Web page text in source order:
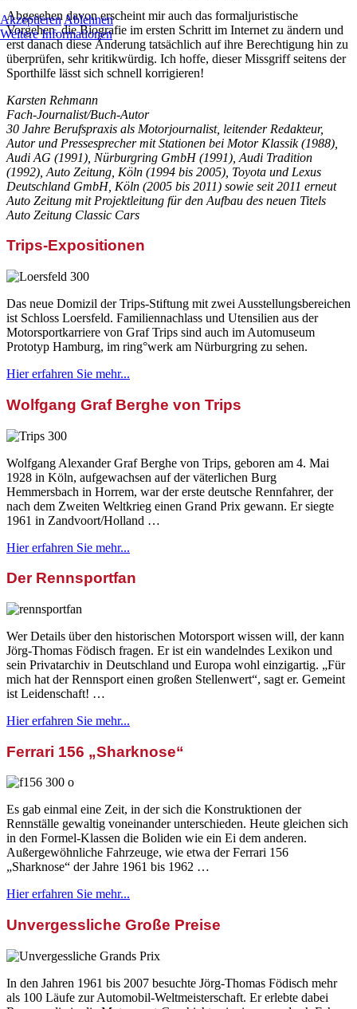
Abgesehen davon erscheint mir auch das formaljuristische
Vorgehen, die Biografie im ersten Schritt im Internet zu ändern und
erst danach diese Änderung tatsächlich auf ihre Berechtigung hin zu
überprüfen, sehr kritikwürdig. Ich hoffe, dieser Missgriff seitens der
Sporthilfe lässt sich schnell korrigieren!
Karsten Rehmann
Fach-Journalist/Buch-Autor
30 Jahre Berufspraxis als Motorjournalist, leitender Redakteur,
Autor und Pressesprecher mit Stationen bei Motor Klassik (1988),
Audi AG (1991), Nürburgring GmbH (1991), Audi Tradition
(1992), Auto Zeitung, Köln (1994 bis 2005), Toyota und Lexus
Deutschland GmbH, Köln (2005 bis 2011) sowie seit 2011 erneut
Auto Zeitung mit Projektleitung für den Aufbau des neuen Titels
Auto Zeitung Classic Cars
Trips-Expositionen
Das neue Domizil der Trips-Stiftung mit zwei Ausstellungsbereichen
ist Schloss Loersfeld. Familiennachlass und Utensilien aus der
Motorsportkarriere von Graf Trips sind auch im Automuseum
Prototyp Hamburg, im ring°werk am Nürburgring zu sehen.
Hier erfahren Sie mehr...
Wolfgang Graf Berghe von Trips
Wolfgang Alexander Graf Berghe von Trips, geboren am 4. Mai
1928 in Köln, aufgewachsen auf der väterlichen Burg
Hemmersbach in Horrem, war der erste deutsche Rennfahrer, der
nach dem Zweiten Weltkrieg einen Grand Prix gewann. Er siegte
1961 in Zandvoort/Holland …
Hier erfahren Sie mehr...
Der Rennsportfan
Wer Details über den historischen Motorsport wissen will, der kann
Jörg-Thomas Födisch fragen. Er ist ein wandelndes Lexikon und
sein Privatarchiv in Deutschland und Europa wohl einzigartig. „Für
mich hat der Rennsport einen großen Stellenwert“, sagt er. Gemeint
ist Leidenschaft! …
Hier erfahren Sie mehr...
Ferrari 156 „Sharknose“
Es gab einmal eine Zeit, in der sich die Konstruktionen der
Rennställe gewaltig voneinander unterschieden. Heute gleichen sich
in den Formel-Klassen die Boliden wie ein Ei dem anderen.
Außergewöhnliche Fahrzeuge, wie etwa der Ferrari 156
„Sharknose“ der Jahre 1961 bis 1962 …
Hier erfahren Sie mehr...
Unvergessliche Große Preise
In den Jahren 1961 bis 2007 besuchte Jörg-Thomas Födisch mehr
als 100 Läufe zur Automobil-Weltmeisterschaft. Er erlebte dabei
Akzeptieren Ablehnen
Weitere Informationen